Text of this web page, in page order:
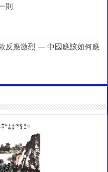
則
反應激烈 — 中國應該如何應